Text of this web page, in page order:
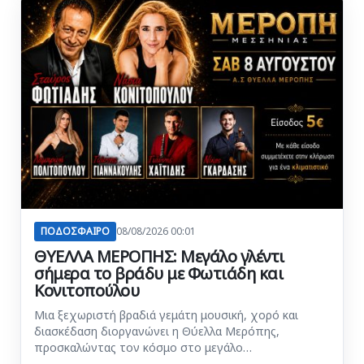
ΠΟΔΟΣΦΑΙΡΟ 08/08/2026 00:01
ΘΥΕΛΛΑ ΜΕΡΟΠΗΣ: Μεγάλο γλέντι
σήμερα το βράδυ με Φωτιάδη και
Κονιτοπούλου
Μια ξεχωριστή βραδιά γεμάτη μουσική, χορό και
διασκέδαση διοργανώνει η Θύελλα Μερόπης,
προσκαλώντας τον κόσμο στο μεγάλο…